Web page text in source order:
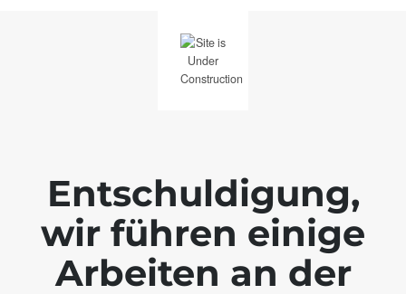
Entschuldigung,
wir führen einige
Arbeiten an der